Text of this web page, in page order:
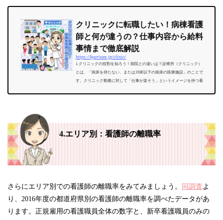
クリニックに転職したい！病棟看護
師と何が違うの？仕事内容から給料
事情まで徹底解説
https://kyarinee.jp/clinic/
1.クリニックの役割を知ろう！病院との違いは？診療所（クリニック）
とは、「病床を持たない、または19床以下の病床の医療施設」のことで
す。クリニック勤務に対して「仕事が楽そう」というイメージを持つ看
4.エリア別：看護師の離職率
さらにエリア別での看護師の離職率をみてみましょう。 同調査 よ
り、2016年度の都道府県別の看護師の離職率を調べたデータがあ
ります。正規雇用の看護職員全体の数字と、新卒看護職員のみの